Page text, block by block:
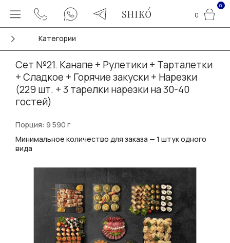
0
0
Категории
Сет №21. Канапе + Рулетики + Тарталетки
+ Сладкое + Горячие закуски + Нарезки
(229 шт. + 3 тарелки нарезки на 30-40
гостей)
Порция: 9 590 г
Минимальное количество для заказа — 1 штук одного
вида